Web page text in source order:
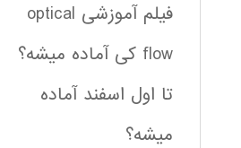
فیلم آموزشی optical
flow کی آماده میشه؟
تا اول اسفند آماده
میشه؟